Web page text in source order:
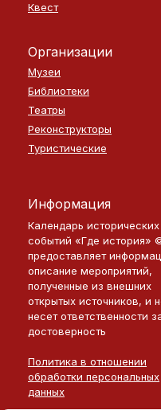
Квест
Организации
Музеи
Библиотеки
Театры
Реконструкторы
Туристические
Информация
Календарь исторических
событий «Где история»
предоставляет
описание мероприятий,
полученные из внешних
открытых источников, и
несет ответственности
достоверность
Политика в отношении
обработки персональных
данных